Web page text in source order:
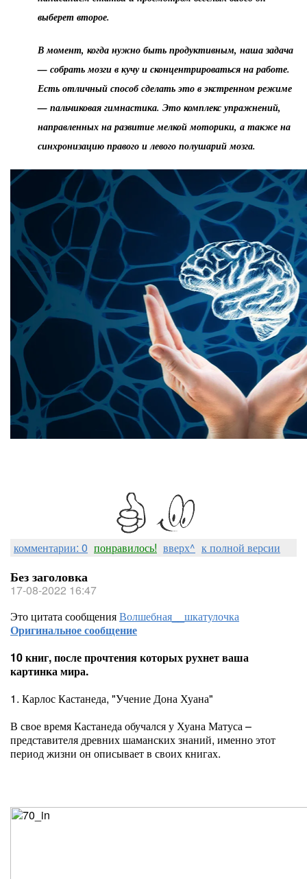
выберет второе.
В момент, когда нужно быть продуктивным, наша задача
— собрать мозги в кучу и сконцентрироваться на работе.
Есть отличный способ сделать это в экстренном режиме
— пальчиковая гимнастика. Это комплекс упражнений,
направленных на развитие мелкой моторики, а также на
синхронизацию правого и левого полушарий мозга.
комментарии: 0 понравилось! вверх^ к полной версии
Без заголовка
17-08-2022 16:47
Это цитата сообщенияВолшебная__шкатулочка
Оригинальное сообщение
10 книг, после прочтения которых рухнет ваша
картинка мира.
1. Карлос Кастанеда, "Учение Дона Хуана"
В свое время Кастанеда обучался у Хуана Матуса –
представителя древних шаманских знаний, именно этот
период жизни он описывает в своих книгах.